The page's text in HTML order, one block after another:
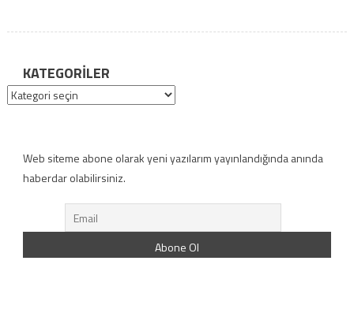
KATEGORILER
Kategoriler
Web siteme abone olarak yeni yazılarım yayınlandığında anında
haberdar olabilirsiniz.